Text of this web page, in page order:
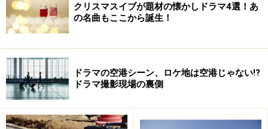
クリスマスイブが題材の懐かしドラマ4選！あ
の名曲もここから誕生！
ドラマの空港シーン、ロケ地は空港じゃない!?
ドラマ撮影現場の裏側